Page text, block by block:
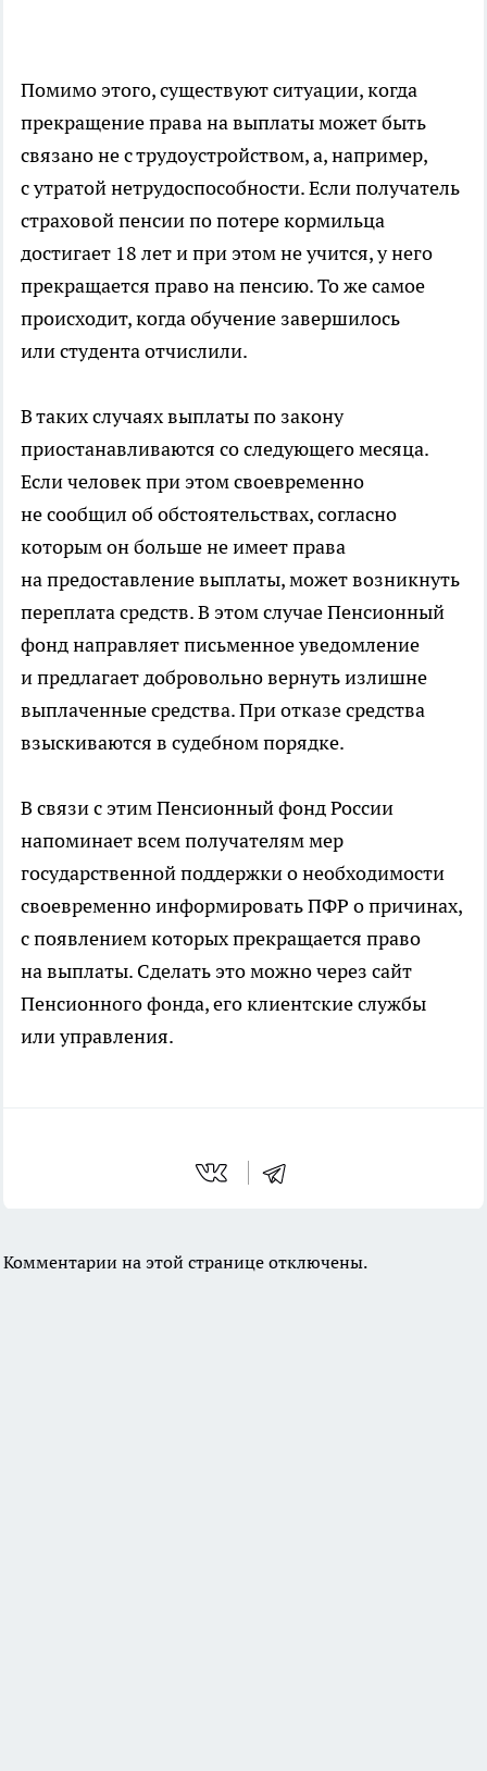
Помимо этого, существуют ситуации, когда
прекращение права на выплаты может быть
связано не с трудоустройством, а, например,
с утратой нетрудоспособности. Если получатель
страховой пенсии по потере кормильца
достигает 18 лет и при этом не учится, у него
прекращается право на пенсию. То же самое
происходит, когда обучение завершилось
или студента отчислили.
В таких случаях выплаты по закону
приостанавливаются со следующего месяца.
Если человек при этом своевременно
не сообщил об обстоятельствах, согласно
которым он больше не имеет права
на предоставление выплаты, может возникнуть
переплата средств. В этом случае Пенсионный
фонд направляет письменное уведомление
и предлагает добровольно вернуть излишне
выплаченные средства. При отказе средства
взыскиваются в судебном порядке.
В связи с этим Пенсионный фонд России
напоминает всем получателям мер
государственной поддержки о необходимости
своевременно информировать ПФР о причинах,
с появлением которых прекращается право
на выплаты. Сделать это можно через сайт
Пенсионного фонда, его клиентские службы
или управления.
Комментарии на этой странице отключены.